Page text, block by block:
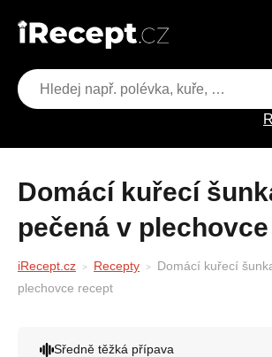
Domácí kuřecí šunka
pečená v
iRecept.cz Recepty
Domácí kuřecí
plechovce recept
Sředně těžká přípava